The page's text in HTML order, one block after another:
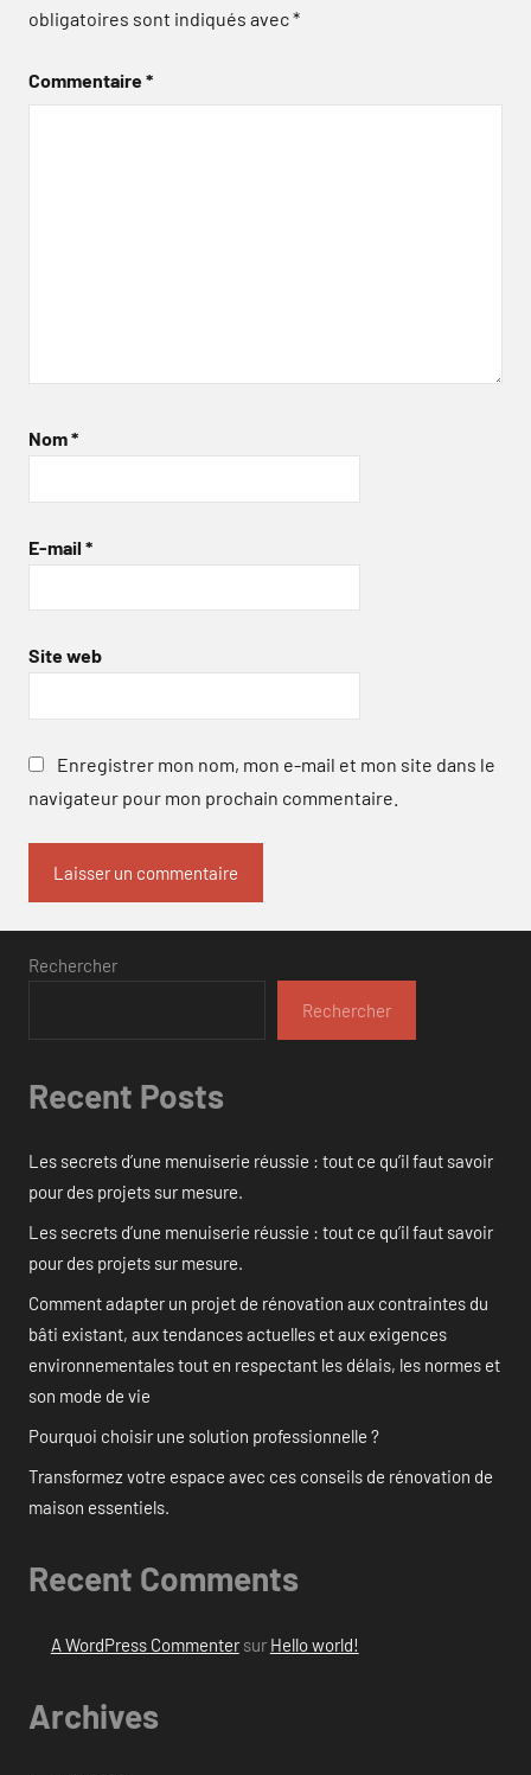
obligatoires sont indiqués avec*
Commentaire*
Nom*
E-mail *
Site web
Enregistrer mon nom, mon e-mail et mon site dans le
navigateur pour mon prochain commentaire.
Rechercher
Rechercher
Recent Posts
Les secrets d’une menuiserie réussie : tout ce qu’il faut savoir
pour des projets sur mesure.
Les secrets d’une menuiserie réussie : tout ce qu’il faut savoir
pour des projets sur mesure.
Comment adapter un projet de rénovation aux contraintes du
bâti existant, aux tendances actuelles et aux exigences
environnementales tout en respectant les délais, les normes et
son mode de vie
Pourquoi choisir une solution professionnelle ?
Transformez votre espace avec ces conseils de rénovation de
maison essentiels.
Recent Comments
A WordPress Commentersur Hello world!
Archives